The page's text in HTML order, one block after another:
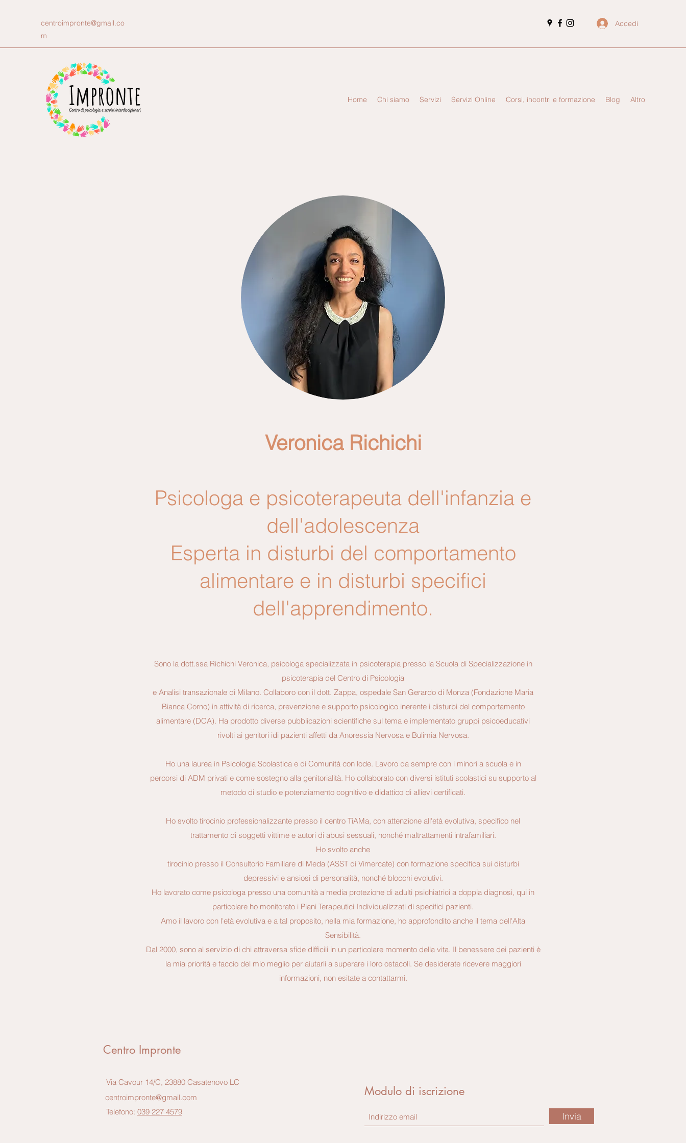
centroimpronte@gmail.co
m
Accedi
Home Chi siamo Servizi Servizi Online Corsi, incontri e formazione Blog Altro
Veronica Richichi
Psicologa e psicoterapeuta dell'infanzia e
dell'adolescenza
Esperta in disturbi del comportamento
alimentare e in disturbi specifici
dell'apprendimento.
Sono la dott.ssa Richichi Veronica, psicologa specializzata in psicoterapia presso la Scuola di Specializzazione in
psicoterapia del Centro di Psicologia
e Analisi transazionale di Milano. Collaboro con il dott. Zappa, ospedale San Gerardo di Monza (Fondazione Maria
Bianca Corno) in attività di ricerca, prevenzione e supporto psicologico inerente i disturbi del comportamento
alimentare (DCA). Ha prodotto diverse pubblicazioni scientifiche sul tema e implementato gruppi psicoeducativi
rivolti ai genitori idi pazienti affetti da Anoressia Nervosa e Bulimia Nervosa.
Ho una laurea in Psicologia Scolastica e di Comunità con lode. Lavoro da sempre con i minori a scuola e in
percorsi di ADM privati e come sostegno alla genitorialità. Ho collaborato con diversi istituti scolastici su supporto al
metodo di studio e potenziamento cognitivo e didattico di allievi certificati.
Ho svolto tirocinio professionalizzante presso il centro TiAMa, con attenzione all'età evolutiva, specifico nel
trattamento di soggetti vittime e autori di abusi sessuali, nonché maltrattamenti intrafamiliari.
Ho svolto anche
tirocinio presso il Consultorio Familiare di Meda (ASST di Vimercate) con formazione specifica sui disturbi
depressivi e ansiosi di personalità, nonché blocchi evolutivi.
Ho lavorato come psicologa presso una comunità a media protezione di adulti psichiatrici a doppia diagnosi, qui in
particolare ho monitorato i Piani Terapeutici Individualizzati di specifici pazienti.
Amo il lavoro con l'età evolutiva e a tal proposito, nella mia formazione, ho approfondito anche il tema dell'Alta
Sensibilità.
Dal 2000, sono al servizio di chi attraversa sfide difficili in un particolare momento della vita. Il benessere dei pazienti è
la mia priorità e faccio del mio meglio per aiutarli a superare i loro ostacoli. Se desiderate ricevere maggiori
informazioni, non esitate a contattarmi.
Centro Impronte
Via Cavour 14/C, 23880 Casatenovo LC
centroimpronte@gmail.com
Telefono: 039 227 4579
Modulo di iscrizione
Invia